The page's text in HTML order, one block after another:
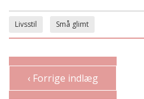
Livsstil Små glimt
‹ Forrige indlæg